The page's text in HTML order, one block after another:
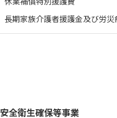
長期家族介護者援護金及び労
安全衛生確保等事業